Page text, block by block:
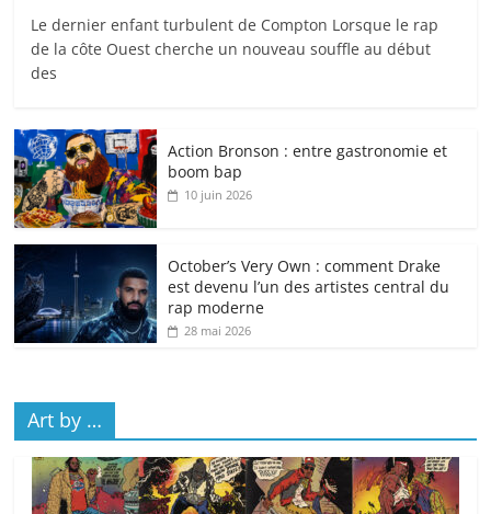
Le dernier enfant turbulent de Compton Lorsque le rap
de la côte Ouest cherche un nouveau souffle au début
des
Action Bronson : entre gastronomie et
boom bap
10 juin 2026
October’s Very Own : comment Drake
est devenu l’un des artistes central du
rap moderne
28 mai 2026
Art by …